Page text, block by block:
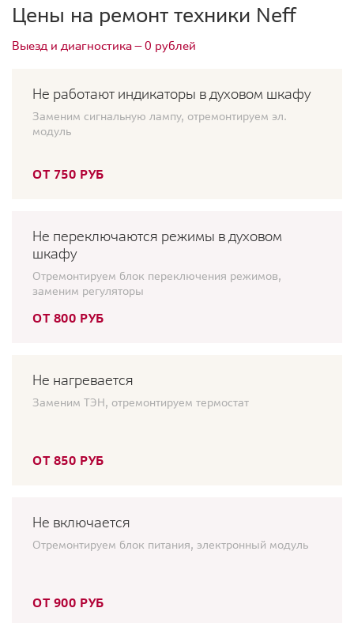
Цены на ремонт техники Neff
Выезд и диагностика — 0 рублей
Не работают индикаторы в духовом шкафу
Заменим сигнальную лампу, отремонтируем эл.
модуль
ОТ 750 РУБ
Не переключаются режимы в духовом
шкафу
Отремонтируем блок переключения режимов,
заменим регуляторы
ОТ 800 РУБ
Не нагревается
Заменим ТЭН, отремонтируем термостат
ОТ 850 РУБ
Не включается
Отремонтируем блок питания, электронный модуль
ОТ 900 РУБ